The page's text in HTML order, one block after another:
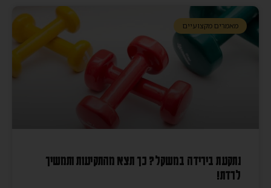
מאמרים מקצועיים
נתקעת בירידה במשקל? כך תצא מהתקיעות ותמשיך
לרדת!